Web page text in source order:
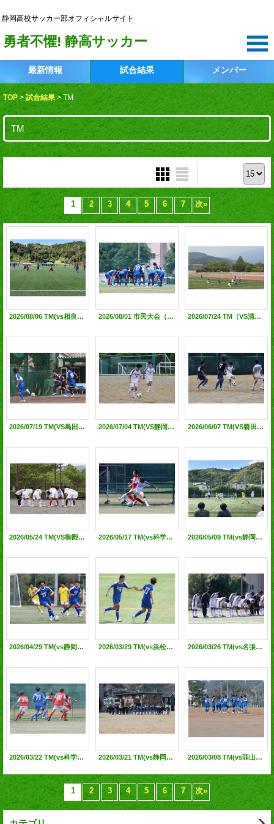
静岡高校サッカー部オフィシャルサイト
勇者不懼! 静高サッカー
最新情報 試合結果 メンバー
TOP > 試合結果 > TM
TM
1 2 3 4 5 6 7 次»
2026/08/06 TM(vs相良高校)@相良人工芝G 2026/08/01 市民大会（VS駿河総合高校）TM（VS静岡北高校) @静岡北高校G 2026/07/24 TM（VS清水東高校）@西ケ谷総合運動場
2026/07/19 TM(VS島田樟誠高校)＠島田樟誠高校G 2026/07/04 TM(VS静岡西高校)＠静岡西高校G 2026/06/07 TM(VS磐田北高校)＠磐田北高校G
2026/05/24 TM(VS御殿場西高校)＠友愛パーク原里 2026/05/17 TM(vs科学技術高校)@科学技術高校G 2026/05/09 TM(vs静岡北高校) @静岡北高校G
2026/04/29 TM(vs静岡北高)@静岡北高G 2026/03/29 TM(vs浜松日体、浜松南)@浜北平口G 2026/03/26 TM(vs名張青峰高・静岡北高)@静岡北高G
2026/03/22 TM(vs科学技術高)@科学技術高G 2026/03/21 TM(vs静岡西高)@静岡西高G 2026/03/08 TM(vs韮山高)@韮山高G
1 2 3 4 5 6 7 次»